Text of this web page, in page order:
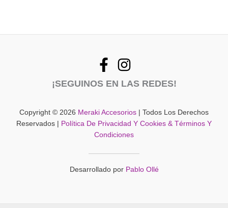
¡SEGUINOS EN LAS REDES!
Copyright © 2026 Meraki Accesorios | Todos Los Derechos
Reservados |
Política De Privacidad Y Cookies & Términos Y
Condiciones
Desarrollado por Pablo Ollé